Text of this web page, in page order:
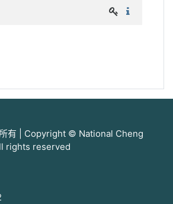
有 | Copyright © National Cheng
rights reserved